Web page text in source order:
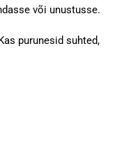
või unustusse.
purunesid suhted,